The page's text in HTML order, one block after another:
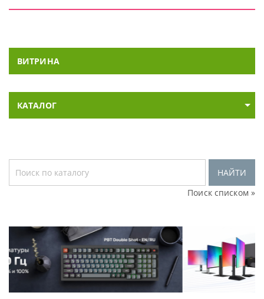
ВИТРИНА
КАТАЛОГ
НАЙТИ
Поиск списком »